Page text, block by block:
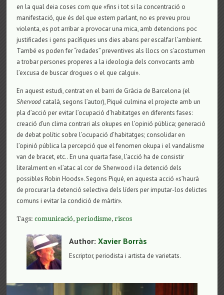
en la qual deia coses com que «fins i tot si la concentració o
manifestació, que és del que estem parlant, no es preveu prou
violenta, es pot arribar a provocar una mica, amb detencions poc
justificades i gens pacífiques uns dies abans per escalfar l’ambient.
També es poden fer “redades” preventives als llocs on s’acostumen
a trobar persones properes a la ideologia dels convocants amb
l’excusa de buscar drogues o el que calgui».
En aquest estudi, centrat en el barri de Gràcia de Barcelona (el
Shervood català, segons l’autor), Piqué culmina el projecte amb un
pla d’acció per evitar l’ocupació d’habitatges en diferents fases:
creació d’un clima contrari als okupes en l’opinió pública; generació
de debat polític sobre l’ocupació d’habitatges; consolidar en
l’opinió pública la percepció que el fenomen okupa i el vandalisme
van de bracet, etc.. En una quarta fase, l’acció ha de consistir
literalment en «l’atac al cor de Sherwood i la detenció dels
possibles Robin Hoods». Segons Piqué, en aquesta acció «s’haurà
de procurar la detenció selectiva dels líders per imputar-los delictes
comuns i evitar la condició de màrtir».
Tags:comunicació,periodisme,riscos
Author:Xavier Borràs
Escriptor, periodista i artista de varietats.